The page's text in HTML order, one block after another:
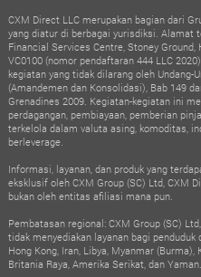
CXM Direct LLC merupakan bagian dari
yang diatur di berbagai yurisdiksi. Alamat
Financial Services Centre, Stoney
VC0100 (nomor pendaftaran 444 LLC
kegiatan yang tidak dilarang oleh
(Amandemen dan Konsolidasi), Bab 149
Grenadines 2009. Kegiatan-kegiatan ini
perdagangan, pembiayaan, pemberian
terkelola dalam valuta asing, komoditas,
berleverage.
Informasi, layanan, dan produk yang
eksklusif oleh CXM Group (SC) Ltd, CXM
bukan oleh entitas afiliasi mana pun.
Pembatasan regional: CXM Group (SC)
tidak menyediakan layanan bagi penduduk
Hong Kong, Iran, Libya, Myanmar (Burma),
Britania Raya, Amerika Serikat, dan Yaman.